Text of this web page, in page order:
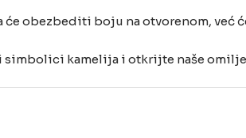
će obezbediti boju na otvorenom, već
kamelija i otkrijte naše